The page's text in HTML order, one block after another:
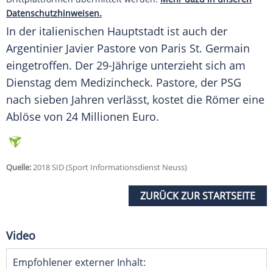
Datenschutzhinweisen.
In der italienischen Hauptstadt ist auch der
Argentinier Javier Pastore von Paris St. Germain
eingetroffen. Der 29-Jährige unterzieht sich am
Dienstag dem Medizincheck. Pastore, der PSG
nach sieben Jahren verlässt, kostet die Römer eine
Ablöse von 24 Millionen Euro.
Quelle:2018 SID (Sport Informationsdienst Neuss)
ZURÜCK ZUR STARTSEITE
Video
Empfohlener externer Inhalt: